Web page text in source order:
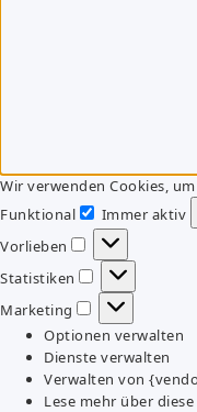
Wir verwenden Cookies,
Funktional
Funktional
Immer aktiv
Vorlieben
Vorlieben
Statistiken
Statistiken
Marketing
Marketing
Optionen verwalten
Dienste verwalten
Verwalten von
Lese mehr über diese